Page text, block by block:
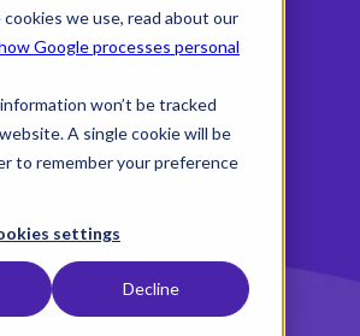
we use, read about our
Google processes personal
won’t be tracked
A single cookie will be
to remember your preference
settings
Decline
det
at
timer til
ønskede et
der var